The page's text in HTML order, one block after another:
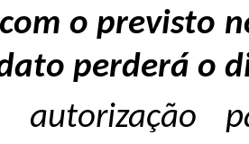
o previsto
perderá o
autorização